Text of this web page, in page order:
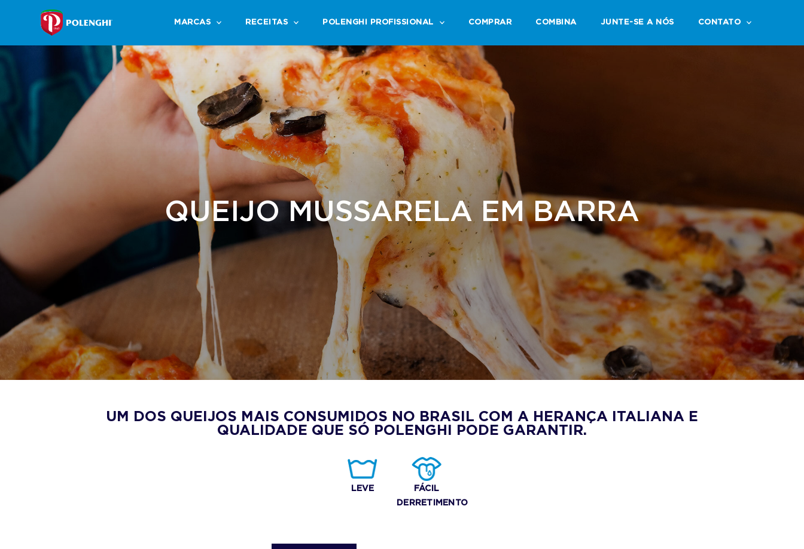
MARCAS RECEITAS POLENGHI PROFISSIONAL COMPRAR COMBINA JUNTE-SE A NÓS CONTATO
QUEIJO MUSSARELA EM BARRA
UM DOS QUEIJOS MAIS CONSUMIDOS NO BRASIL COM A HERANÇA ITALIANA E
QUALIDADE QUE SÓ POLENGHI PODE GARANTIR.
LEVE
FÁCIL
DERRETIMENTO